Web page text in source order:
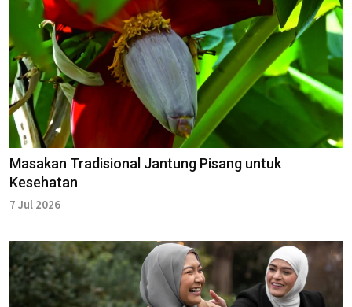
Masakan Tradisional Jantung Pisang untuk
Kesehatan
7 Jul 2026